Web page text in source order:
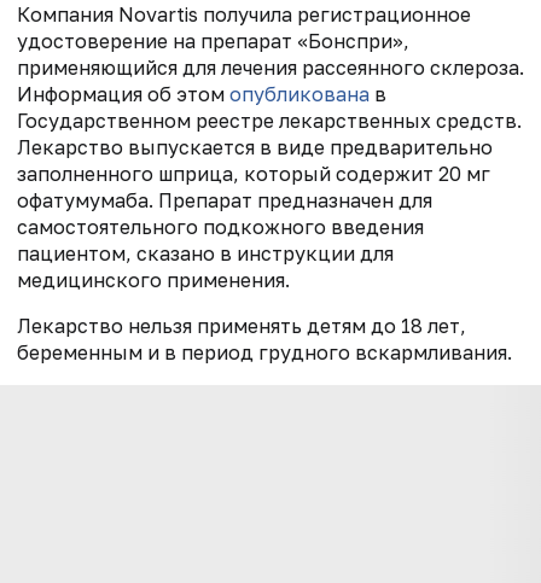
Компания Novartis получила регистрационное
удостоверение на препарат «Бонспри»,
применяющийся для лечения рассеянного склероза.
Информация об этом опубликована в
Государственном реестре лекарственных средств.
Лекарство выпускается в виде предварительно
заполненного шприца, который содержит 20 мг
офатумумаба. Препарат предназначен для
самостоятельного подкожного введения
пациентом, сказано в инструкции для
медицинского применения.
Лекарство нельзя применять детям до 18 лет,
беременным и в период грудного вскармливания.